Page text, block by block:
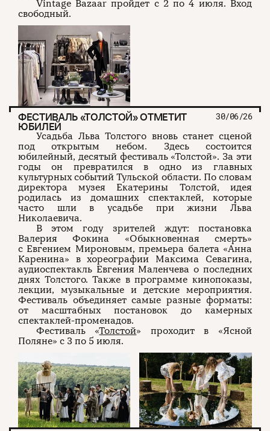
Vintage Bazaar пройдет с 2 по 4 июля. Вход
свободный.
ФЕСТИВАЛЬ «ТОЛСТОЙ» ОТМЕТИТ
ЮБИЛЕЙ
30/06/26
Усадьба Льва Толстого вновь станет сценой
под открытым небом. Здесь состоится
юбилейный, десятый фестиваль «Толстой». За эти
годы он превратился в одно из главных
культурных событий Тульской области. По словам
директора музея Екатерины Толстой, идея
родилась из домашних спектаклей, которые
часто шли в усадьбе при жизни Льва
Николаевича.
В этом году зрителей ждут: постановка
Валерия Фокина «Обыкновенная смерть»
с Евгением Мироновым, премьера балета «Анна
Каренина» в хореографии Максима Севагина,
аудиоспектакль Евгения Маленчева о последних
днях Толстого. Также в программе кинопоказы,
лекции, музыкальные и детские мероприятия.
Фестиваль объединяет самые разные форматы:
от масштабных постановок до камерных
спектаклей-променадов.
Фестиваль «Толстой» проходит в «Ясной
Поляне» с 3 по 5 июля.